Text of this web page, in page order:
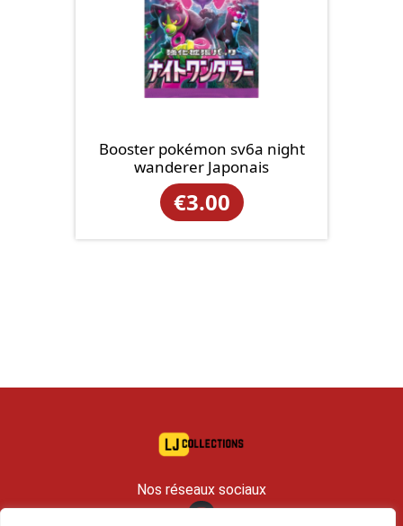
Booster pokémon sv6a night
wanderer Japonais
€3.00
Nos réseaux sociaux